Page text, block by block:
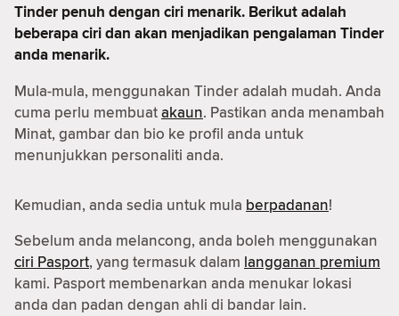
Tinder penuh dengan ciri menarik. Berikut adalah
beberapa ciri dan akan menjadikan pengalaman Tinder
anda menarik.
Mula-mula, menggunakan Tinder adalah mudah. Anda
cuma perlu membuatakaun. Pastikan anda menambah
Minat, gambar dan bio ke profil anda untuk
menunjukkan personaliti anda.
Kemudian, anda sedia untuk mula berpadanan!
Sebelum anda melancong, anda boleh menggunakan
ciri Pasport, yang termasuk dalam langganan premium
kami. Pasport membenarkan anda menukar lokasi
anda dan padan dengan ahli di bandar lain.